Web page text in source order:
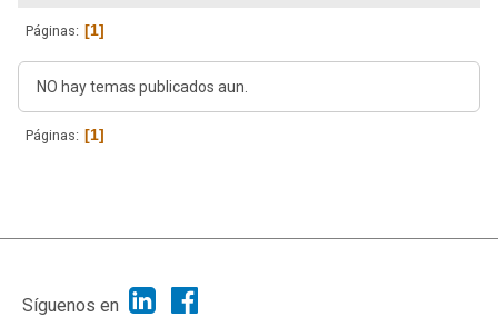
Páginas 1
NO hay temas publicados aun.
Páginas 1
|
Síguenos en